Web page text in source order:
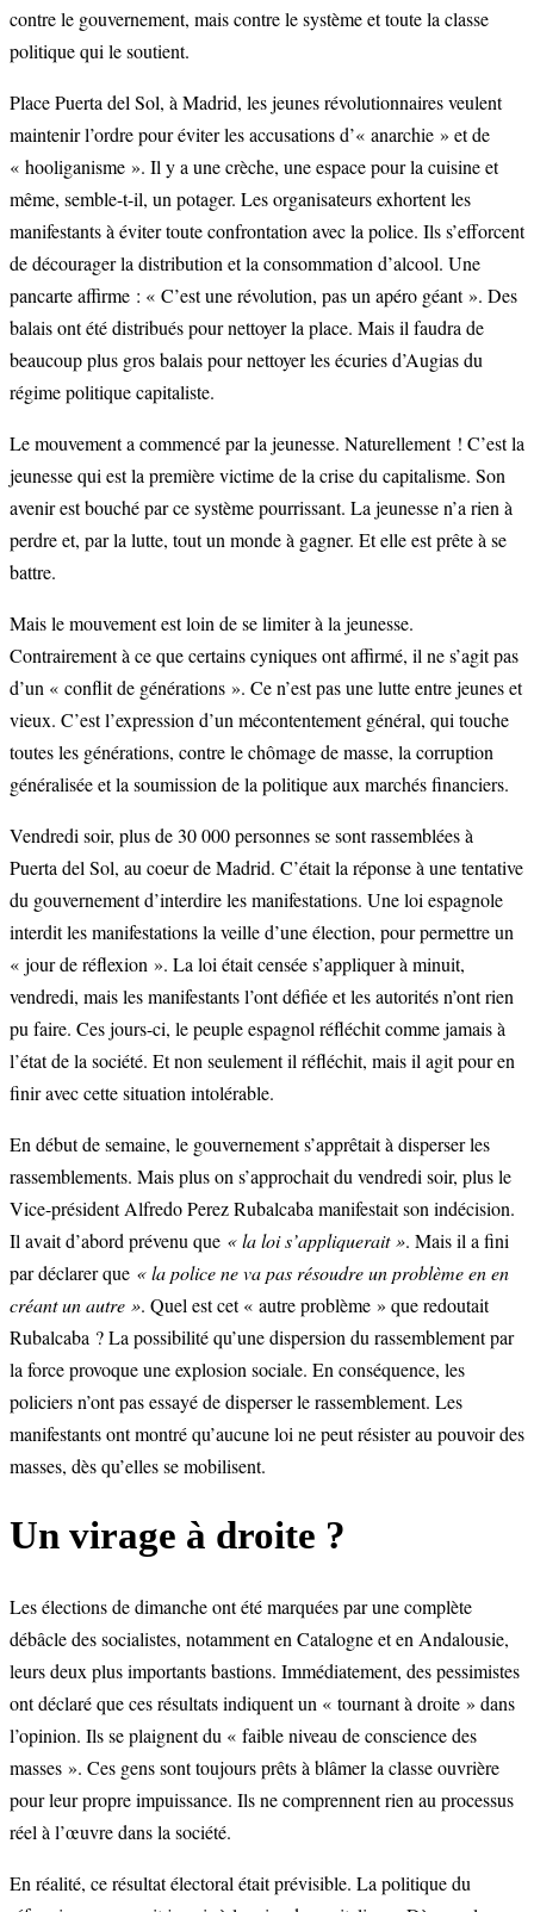
contre le gouvernement, mais contre le système et toute la classe
politique qui le soutient.
Place Puerta del Sol, à Madrid, les jeunes révolutionnaires veulent
maintenir l’ordre pour éviter les accusations d’« anarchie » et de
« hooliganisme ». Il y a une crèche, une espace pour la cuisine et
même, semble-t-il, un potager. Les organisateurs exhortent les
manifestants à éviter toute confrontation avec la police. Ils s’efforcent
de décourager la distribution et la consommation d’alcool. Une
pancarte affirme : « C’est une révolution, pas un apéro géant ». Des
balais ont été distribués pour nettoyer la place. Mais il faudra de
beaucoup plus gros balais pour nettoyer les écuries d’Augias du
régime politique capitaliste.
Le mouvement a commencé par la jeunesse. Naturellement ! C’est la
jeunesse qui est la première victime de la crise du capitalisme. Son
avenir est bouché par ce système pourrissant. La jeunesse n’a rien à
perdre et, par la lutte, tout un monde à gagner. Et elle est prête à se
battre.
Mais le mouvement est loin de se limiter à la jeunesse.
Contrairement à ce que certains cyniques ont affirmé, il ne s’agit pas
d’un « conflit de générations ». Ce n’est pas une lutte entre jeunes et
vieux. C’est l’expression d’un mécontentement général, qui touche
toutes les générations, contre le chômage de masse, la corruption
généralisée et la soumission de la politique aux marchés financiers.
Vendredi soir, plus de 30 000 personnes se sont rassemblées à
Puerta del Sol, au coeur de Madrid. C’était la réponse à une tentative
du gouvernement d’interdire les manifestations. Une loi espagnole
interdit les manifestations la veille d’une élection, pour permettre un
« jour de réflexion ». La loi était censée s’appliquer à minuit,
vendredi, mais les manifestants l’ont défiée et les autorités n’ont rien
pu faire. Ces jours-ci, le peuple espagnol réfléchit comme jamais à
l’état de la société. Et non seulement il réfléchit, mais il agit pour en
finir avec cette situation intolérable.
En début de semaine, le gouvernement s’apprêtait à disperser les
rassemblements. Mais plus on s’approchait du vendredi soir, plus le
Vice-président Alfredo Perez Rubalcaba manifestait son indécision.
Il avait d’abord prévenu que « la loi s’appliquerait ». Mais il a fini
par déclarer que « la police ne va pas résoudre un problème en en
créant un autre ». Quel est cet « autre problème » que redoutait
Rubalcaba ? La possibilité qu’une dispersion du rassemblement par
la force provoque une explosion sociale. En conséquence, les
policiers n’ont pas essayé de disperser le rassemblement. Les
manifestants ont montré qu’aucune loi ne peut résister au pouvoir des
masses, dès qu’elles se mobilisent.
Un virage à droite ?
Les élections de dimanche ont été marquées par une complète
débâcle des socialistes, notamment en Catalogne et en Andalousie,
leurs deux plus importants bastions. Immédiatement, des pessimistes
ont déclaré que ces résultats indiquent un « tournant à droite » dans
l’opinion. Ils se plaignent du « faible niveau de conscience des
masses ». Ces gens sont toujours prêts à blâmer la classe ouvrière
pour leur propre impuissance. Ils ne comprennent rien au processus
réel à l’œuvre dans la société.
En réalité, ce résultat électoral était prévisible. La politique du